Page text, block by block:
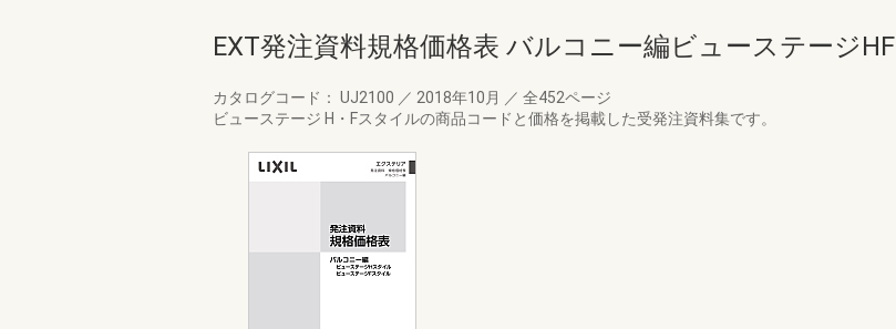
EXT発注資料規格価格表 バルコニー編ビューステージHF
カタログコード： UJ2100 ／ 2018年10月 ／ 全452ページ
ビューステージ H・Fスタイルの商品コードと価格を掲載した受発注資料集です。